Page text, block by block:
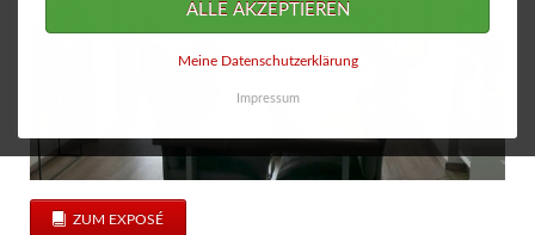
ALLE AKZEPTIEREN
Meine Datenschutzerklärung
Impressum
ZUM EXPOSÉ